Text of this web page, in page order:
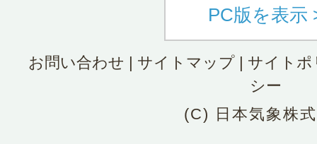
PC版を表示
お問い合わせ | サイトマップ| サイトポ
シー
(C) 日本気象株